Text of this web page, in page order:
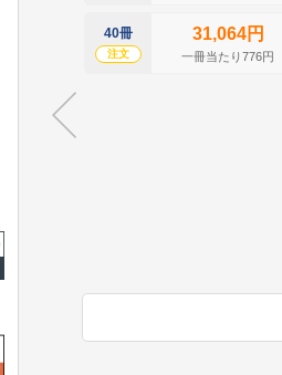
40冊
注文
31,064円
一冊当たり776円